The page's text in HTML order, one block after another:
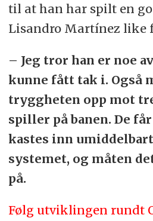
til at han har spilt en
Lisandro Martínez like
– Jeg tror han er noe
kunne fått tak i. Også
tryggheten opp mot
spiller på banen. De
kastes inn
systemet, og måten
på.
Følg utviklingen rundt